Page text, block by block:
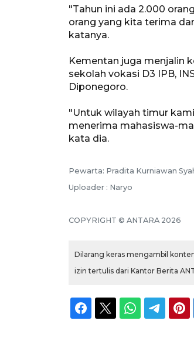
"Tahun ini ada 2.000
orang yang kita terima
katanya.
Kementan juga menjalin
sekolah vokasi D3 IPB,
Diponegoro.
"Untuk wilayah timur
menerima mahasiswa-
kata dia.
Pewarta: Pradita Kurniawan
Uploader : Naryo
COPYRIGHT © ANTARA 2026
Dilarang keras mengambil
izin tertulis dari Kantor Berita